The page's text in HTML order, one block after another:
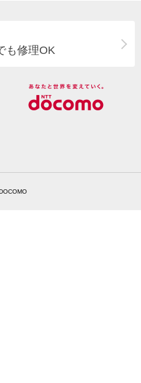
も修理OK